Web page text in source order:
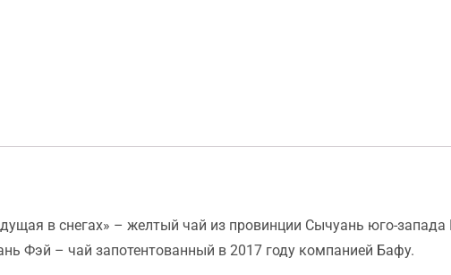
в снегах» – желтый чай из провинции Сычуань юго-запада
Фэй – чай запотентованный в 2017 году компанией Бафу.